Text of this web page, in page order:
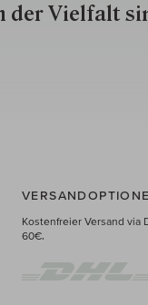
der Vielfalt
Kostenfreier Versand via
60€.